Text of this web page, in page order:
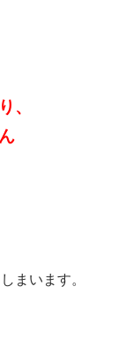
、
まいます。